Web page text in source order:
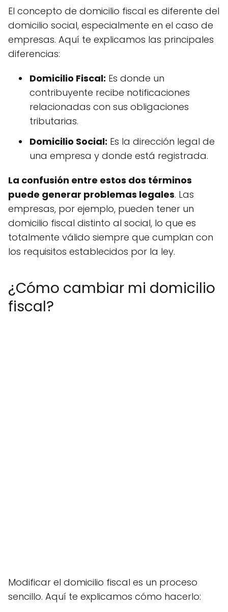
El concepto de domicilio fiscal es diferente del
domicilio social, especialmente en el caso de
empresas. Aquí te explicamos las principales
diferencias:
Domicilio Fiscal: Es donde un
contribuyente recibe notificaciones
relacionadas con sus obligaciones
tributarias.
Domicilio Social: Es la dirección legal de
una empresa y donde está registrada.
La confusión entre estos dos términos
puede generar problemas legales. Las
empresas, por ejemplo, pueden tener un
domicilio fiscal distinto al social, lo que es
totalmente válido siempre que cumplan con
los requisitos establecidos por la ley.
¿Cómo cambiar mi domicilio
fiscal?
Modificar el domicilio fiscal es un proceso
sencillo. Aquí te explicamos cómo hacerlo: